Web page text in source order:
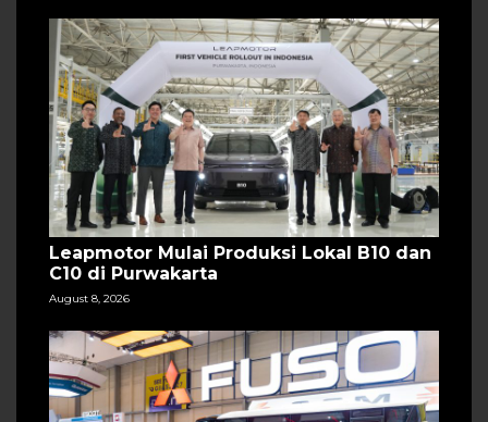
Leapmotor Mulai Produksi Lokal B10 dan
C10 di Purwakarta
August 8, 2026